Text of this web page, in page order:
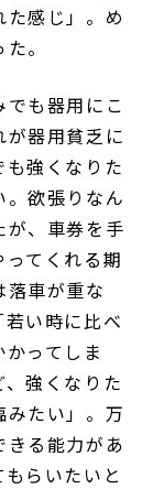
感じ」。め
。
も器用にこ
器用貧乏に
強くなりた
。欲張りなん
が、車券を手
てくれる期
車が重な
い時に比べ
ってしま
強くなりた
みたい」。万
る能力があ
らいたいと